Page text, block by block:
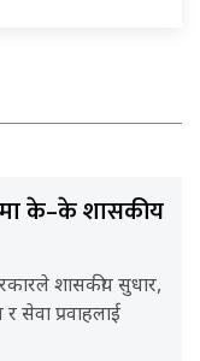
के–के शासकीय
शासकीय सुधार,
र सेवा प्रवाहलाई